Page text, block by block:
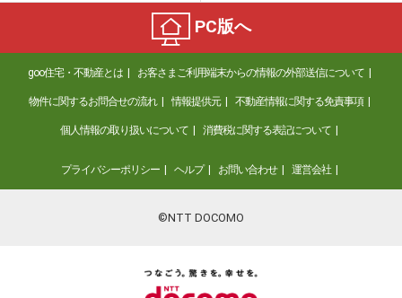
PC版へ
goo住宅・不動産とは お客さまご利用端末からの情報の外部送信について
物件に関するお問合せの流れ 情報提供元 不動産情報に関する免責事項
個人情報の取り扱いについて 消費税に関する表記について
プライバシーポリシー ヘルプ お問い合わせ 運営会社
©NTT DOCOMO